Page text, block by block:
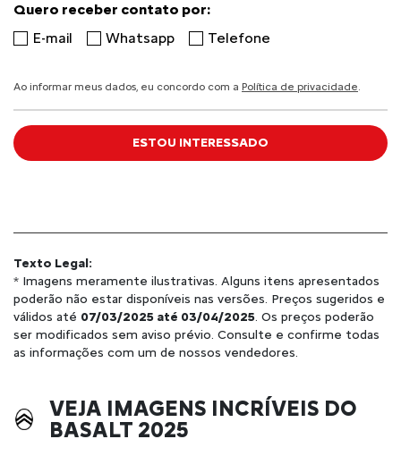
Quero receber contato por:
E-mail
Whatsapp Telefone
Ao informar meus dados, eu concordo com a Política de privacidade.
ESTOU INTERESSADO
Texto Legal:
* Imagens meramente ilustrativas. Alguns itens apresentados
poderão não estar disponíveis nas versões. Preços sugeridos e
válidos até 07/03/2025 até 03/04/2025. Os preços poderão
ser modificados sem aviso prévio. Consulte e confirme todas
as informações com um de nossos vendedores.
VEJA IMAGENS INCRÍVEIS DO
BASALT 2025